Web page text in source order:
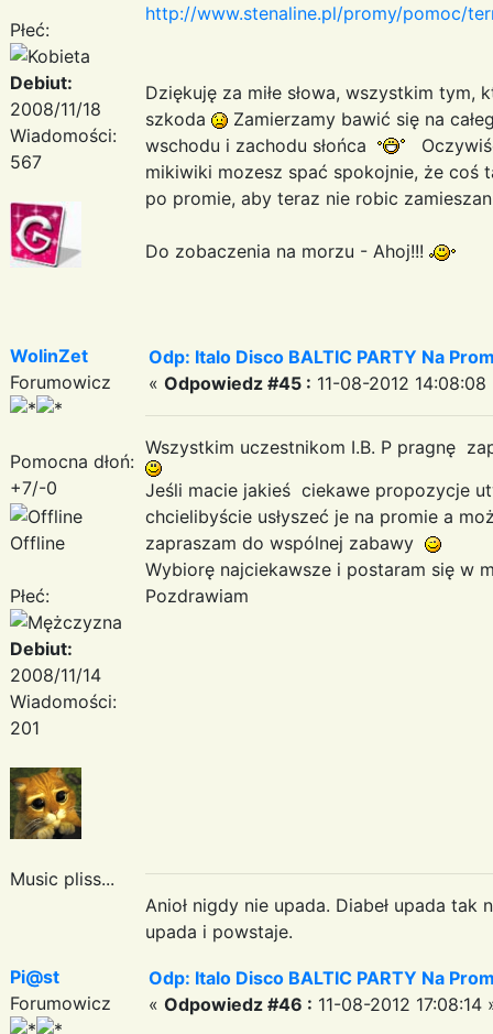
Płeć:
Debiut:
2008/11/18
Wiadomości:
567
http://www.stenaline.pl/promy/pomoc/
Dziękuję za miłe słowa, wszystkim
szkoda
Zamierzamy bawić się na
wschodu i zachodu słońca
mikiwiki mozesz spać spokojnie, że coś
po promie, aby teraz nie robic
Do zobaczenia na morzu - Ahoj!!!
WolinZet
Forumowicz
Pomocna dłoń:
+7/-0
Offline
Płeć:
Debiut:
2008/11/14
Wiadomości:
201
Music pliss...
Odp: Italo Disco BALTIC PARTY Na
« Odpowiedz #45 : 11-08-2012 14:08:08
Wszystkim uczestnikom I.B. P pragnę
Jeśli macie jakieś ciekawe propozycje
chcielibyście usłyszeć je na promie a
zapraszam do wspólnej zabawy
Wybiorę najciekawsze i postaram się w
Pozdrawiam
Anioł nigdy nie upada. Diabeł upada
upada i powstaje.
Pi@st
Forumowicz
Odp: Italo Disco BALTIC PARTY Na
« Odpowiedz #46 : 11-08-2012 17:08:14